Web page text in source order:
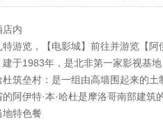
店内
游览，【电影城】前往并游览【阿
建于1983年，是北非第一家影视基
杜筑垒村：是一组由高墙围起来的
阿伊特·本·哈杜是摩洛哥南部建筑
特色餐